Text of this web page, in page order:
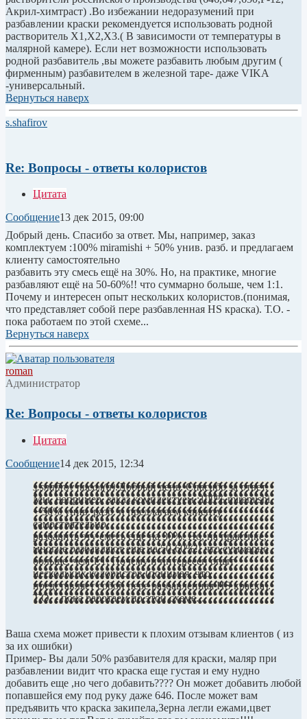
Акрил-химтраст) .Во избежании недоразумений при
разбавлении краски рекомендуется использовать родной
растворитель Х1,Х2,Х3.( В зависимости от температуры в
малярной камере). Если нет возможности использовать
родной разбавитель ,вы можете разбавить любым другим (
фирменным) разбавителем в железной таре- даже VIKA
-универсальный.
Вернуться наверх
s.shafirov
Re: Вопросы - ответы колористов
Цитата
Сообщение13 дек 2015, 09:00
Добрый день. Спасибо за ответ. Мы, например, заказ
комплектуем :100% miramishi + 50% унив. разб. и предлагаем
клиенту самостоятельно
разбавить эту смесь ещё на 30%. Но, на практике, многие
разбавляют ещё на 50-60%!! что суммарно больше, чем 1:1.
Почему и интересен опыт нескольких колористов.(понимая,
что представляет собой пере разбавленная HS краска). Т.О. -
пока работаем по этой схеме...
Вернуться наверх
roman
Администратор
Re: Вопросы - ответы колористов
Цитата
Сообщение14 дек 2015, 12:34
s.shafirov писал(а):Добрый день. Спасибо за ответ.
Мы, например, заказ комплектуем :100% miramishi
+ 50% унив. разб. и предлагаем клиенту
самостоятельно
разбавить эту смесь ещё на 30%. Но, на практике,
многие разбавляют ещё на 50-60%!! что суммарно
больше, чем 1:1. Почему и интересен опыт
нескольких колористов.(понимая, что
представляет собой пере разбавленная HS краска).
Т.О. - пока работаем по этой схеме...
Ваша схема может привести к плохим отзывам клиентов ( из
за их ошибки)
Пример- Вы дали 50% разбавителя для краски, маляр при
разбавлении видит что краска еще густая и ему нудно
добавить еще ,но чего добавить???? Он может добавить любой
попавшейся ему под руку даже 646. После может вам
предъявить что краска закипела,Зерна легли ежами,цвет